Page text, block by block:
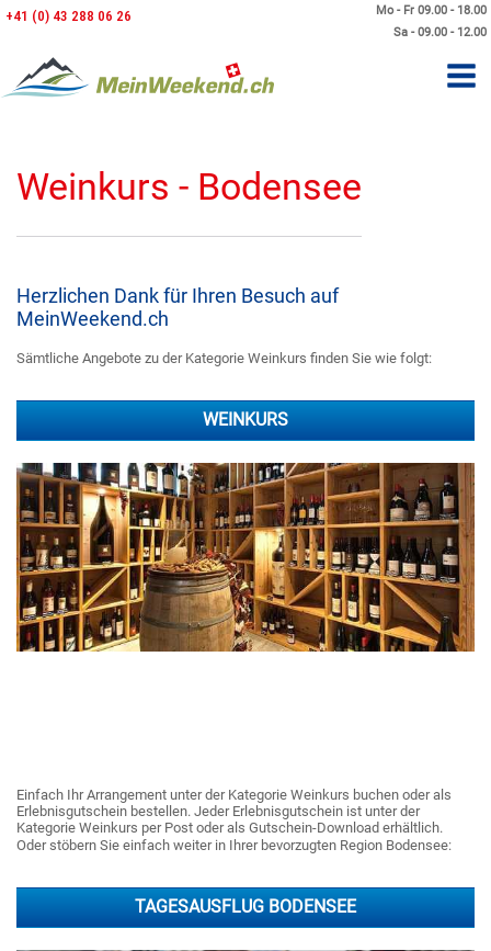
Mo - Fr 09.00 - 18.00
Sa - 09.00 - 12.00
+41 (0) 43 288 06 26
Weinkurs - Bodensee
Herzlichen Dank für Ihren Besuch auf
MeinWeekend.ch
Sämtliche Angebote zu der Kategorie Weinkurs finden Sie wie folgt:
WEINKURS
Einfach Ihr Arrangement unter der Kategorie Weinkurs buchen oder als
Erlebnisgutschein bestellen. Jeder Erlebnisgutschein ist unter der
Kategorie Weinkurs per Post oder als Gutschein-Download erhältlich.
Oder stöbern Sie einfach weiter in Ihrer bevorzugten Region Bodensee:
TAGESAUSFLUG BODENSEE